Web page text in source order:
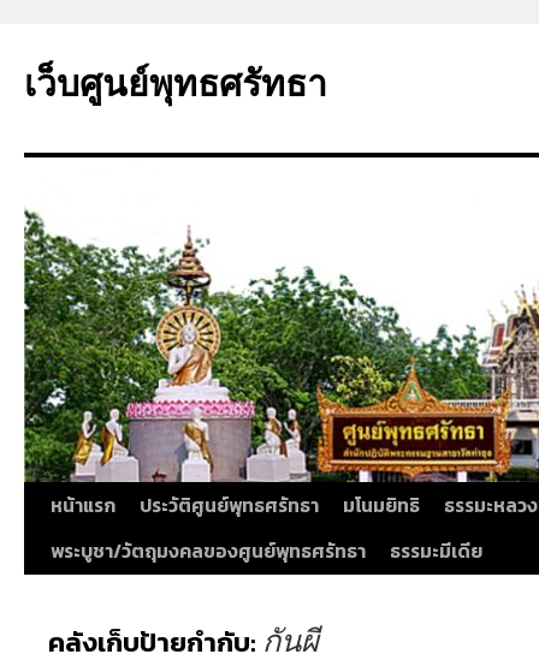
ยัง
เว็บศูนย์พุทธศรัทธา
หน้าแรก ประวัติศูนย์พุทธศรัทธา มโนมยิทธิ
ธรรมะหลว
พระบูชา/วัตถุมงคลของศูนย์พุทธศรัทธา
ธรรมะมีเดีย
คลังเก็บป้ายกำกับ: กันผี